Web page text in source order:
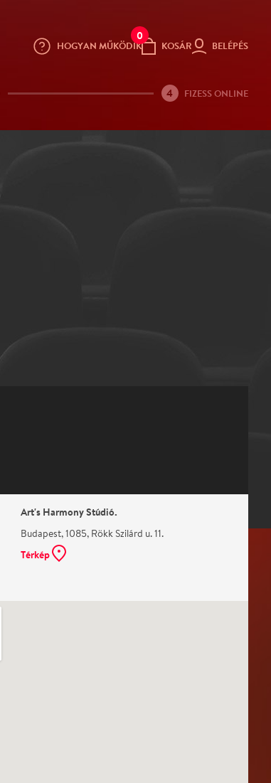
HOGYAN MŰKÖDIK
0
KOSÁR BELÉPÉS
4 FIZESS ONLINE
Art's Harmony Stúdió.
Budapest, 1085, Rökk Szilárd u. 11.
Térkép